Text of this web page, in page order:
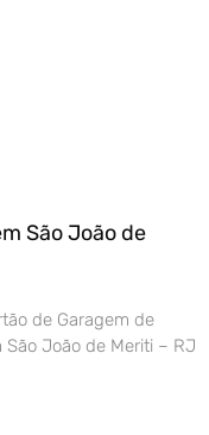
São João de
de Garagem de
João de Meriti – RJ